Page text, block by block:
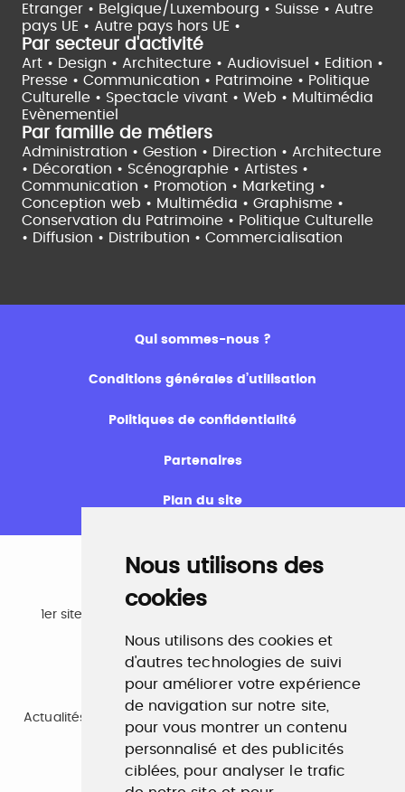
Nous utilisons des
cookies
Nous utilisons des cookies et
d'autres technologies de suivi
pour améliorer votre expérience
de navigation sur notre site,
pour vous montrer un contenu
personnalisé et des publicités
ciblées, pour analyser le trafic
Etranger • Belgique/Luxembourg • Suisse • Autre
pays UE • Autre pays hors UE •
Par secteur d'activité
Art • Design • Architecture • Audiovisuel • Edition •
Presse • Communication • Patrimoine • Politique
Culturelle • Spectacle vivant • Web • Multimédia
Evènementiel
Par famille de métiers
Administration • Gestion • Direction • Architecture
• Décoration • Scénographie • Artistes •
Communication • Promotion • Marketing •
Conception web • Multimédia • Graphisme •
Conservation du Patrimoine • Politique Culturelle
• Diffusion • Distribution • Commercialisation
Qui sommes-nous ?
Conditions générales d’utilisation
Politiques de confidentialité
Partenaires
Plan du site
Emploi
1er site emploi du secteur culturel 784.000 visites et
www.profilculture.com
Formation
Actualités, guide et annuaire des formations aux métiers
de la culture.
www.profilculture-formation.com